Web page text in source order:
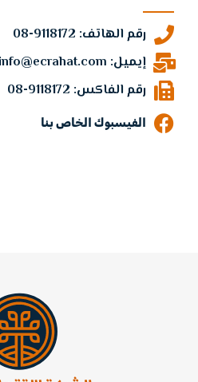
رقم الهاتف: 9118172-08
إيميل: info@ecrahat.com
رقم الفاكس: 9118172-08
الفيسبوك الخاص بنا